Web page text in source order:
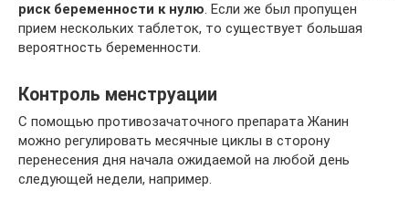
риск беременности к нулю. Если же был пропущен
прием нескольких таблеток, то существует большая
вероятность беременности.
Контроль менструации
С помощью противозачаточного препарата Жанин
можно регулировать месячные циклы в сторону
перенесения дня начала ожидаемой на любой день
следующей недели, например.